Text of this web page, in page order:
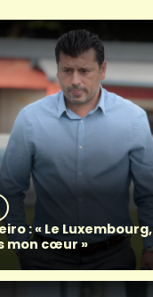
: « Le Luxembourg,
mon cœur »